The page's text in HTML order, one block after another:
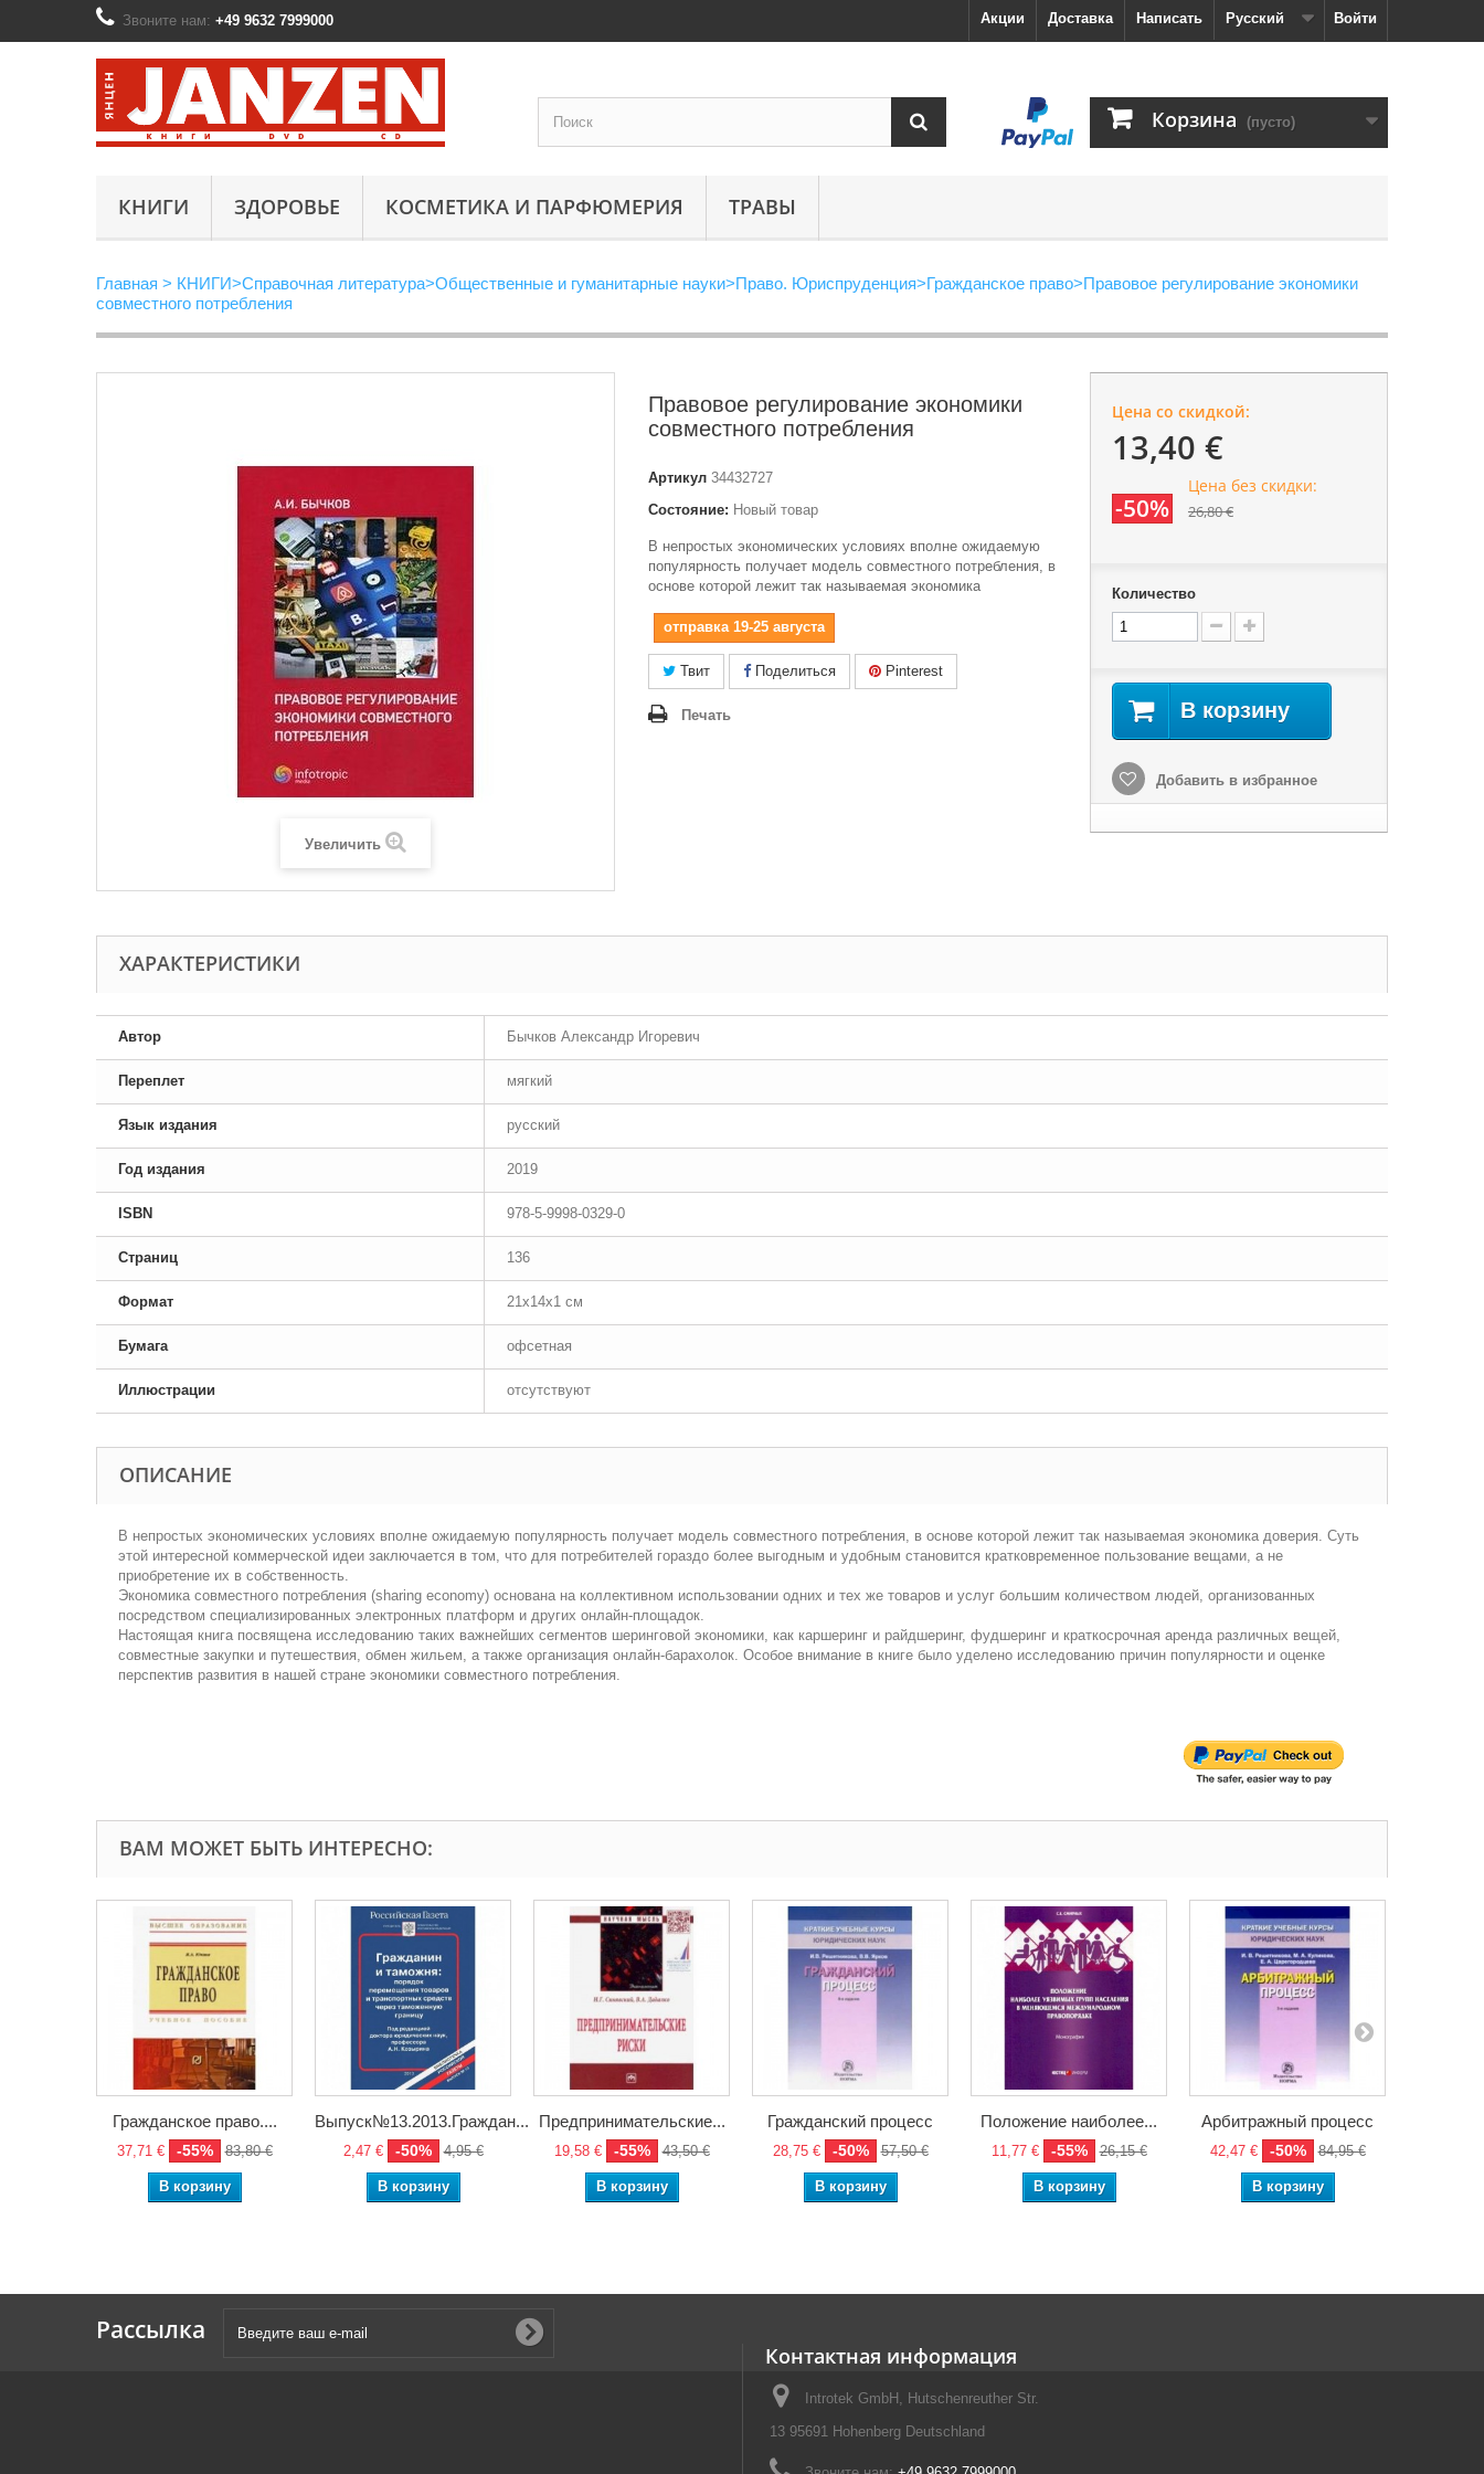
Войти
Русский
Написать
Доставка
Акции
Звоните нам: +49 9632 7999000
Корзина (пусто)
КНИГИ ЗДОРОВЬЕ КОСМЕТИКА И ПАРФЮМЕРИЯ ТРАВЫ
Главная > КНИГИ>Справочная литература>Общественные и гуманитарные науки>Право. Юриспруденция>Гражданское право>Правовое регулирование экономики
совместного потребления
Увеличить
Правовое регулирование экономики
совместного потребления
Артикул 34432727
Состояние: Новый товар
В непростых экономических условиях вполне ожидаемую
популярность получает модель совместного потребления, в
основе которой лежит так называемая экономика
отправка 19-25 августа
Твит Поделиться Pinterest
Печать
Цена со скидкой:
13,40 €
-50%
Цена без скидки:
26,80 €
Количество
В корзину
Добавить в избранное
ХАРАКТЕРИСТИКИ
Автор Бычков Александр Игоревич
Переплет мягкий
Язык издания русский
Год издания 2019
ISBN 978-5-9998-0329-0
Страниц 136
Формат 21x14x1 см
Бумага офсетная
Иллюстрации отсутствуют
ОПИСАНИЕ
В непростых экономических условиях вполне ожидаемую популярность получает модель совместного потребления, в основе которой лежит так называемая экономика доверия. Суть
этой интересной коммерческой идеи заключается в том, что для потребителей гораздо более выгодным и удобным становится кратковременное пользование вещами, а не
приобретение их в собственность.
Экономика совместного потребления (sharing economy) основана на коллективном использовании одних и тех же товаров и услуг большим количеством людей, организованных
посредством специализированных электронных платформ и других онлайн-площадок.
Настоящая книга посвящена исследованию таких важнейших сегментов шеринговой экономики, как каршеринг и райдшеринг, фудшеринг и краткосрочная аренда различных вещей,
совместные закупки и путешествия, обмен жильем, а также организация онлайн-барахолок. Особое внимание в книге было уделено исследованию причин популярности и оценке
перспектив развития в нашей стране экономики совместного потребления.
ВАМ МОЖЕТ БЫТЬ ИНТЕРЕСНО:
Гражданское право....
37,71 € -55% 83,80 €
В корзину
Выпуск№13.2013.Граждан...
2,47 € -50% 4,95 €
В корзину
Предпринимательские...
19,58 € -55% 43,50 €
В корзину
Гражданский процесс
28,75 € -50% 57,50 €
В корзину
Положение наиболее...
11,77 € -55% 26,15 €
В корзину
Арбитражный процесс
42,47 € -50% 84,95 €
В корзину
Рассылка
Контактная информация
Introtek GmbH, Hutschenreuther Str.
13 95691 Hohenberg Deutschland